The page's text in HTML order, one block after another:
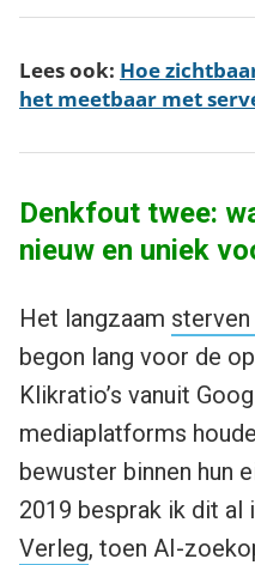
Lees ook: Hoe
het meetbaar met
Denkfout twee:
nieuw en uniek
Het langzaam
begon lang voor de
Klikratio’s vanuit
mediaplatforms
bewuster binnen hun
2019 besprak ik dit al
Verleg, toen AI-